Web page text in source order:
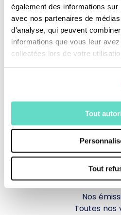
également des informations
avec nos partenaires de
d'analyse, qui peuvent
informations que vous leur
collectées lors de votre
Tout
Tout
Je fais
Revoir la messe du
TOUS NOS
La
Magazine Le Jour
Parole
Tous
Générations
Agenda
JDS.tv
Nos
Toutes nos